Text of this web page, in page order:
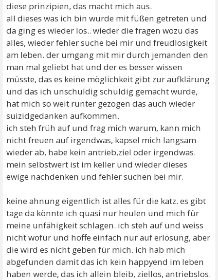
diese prinzipien, das macht mich aus.
all dieses was ich bin wurde mit füßen getreten und
da ging es wieder los.. wieder die fragen wozu das
alles, wieder fehler suche bei mir und freudlosigkeit
am leben. der umgang mit mir durch jemanden den
man mal geliebt hat und der es besser wissen
müsste, das es keine möglichkeit gibt zur aufklärung
und das ich unschuldig schuldig gemacht wurde,
hat mich so weit runter gezogen das auch wieder
suizidgedanken aufkommen.
ich steh früh auf und frag mich warum, kann mich
nicht freuen auf irgendwas, kapsel mich langsam
wieder ab, habe kein antrieb,ziel oder irgendwas.
mein selbstwert ist im keller und wieder dieses
ewige nachdenken und fehler suchen bei mir.
keine ahnung eigentlich ist alles für die katz. es gibt
tage da könnte ich quasi nur heulen und mich für
meine unfähigkeit schlagen. ich steh auf und weiss
nicht wofür und hoffe einfach nur auf erlösung, aber
die wird es nicht geben für mich. ich hab mich
abgefunden damit das ich kein happyend im leben
haben werde, das ich allein bleib, ziellos, antriebslos.